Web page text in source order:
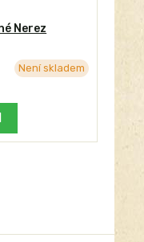
Nerez
Není skladem